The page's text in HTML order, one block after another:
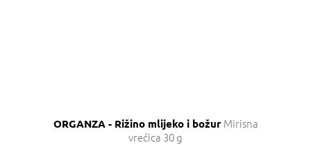
ORGANZA - Rižino mlijeko i božur Mirisna
vrećica 30 g